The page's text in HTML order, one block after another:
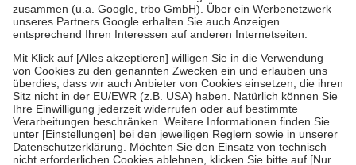
Verordnung.
Um das Engagement der Versicherten für ihre eigene Gesundheit zu
stärken und die besondere Stellung der Familie zu unterstützen,
fallenkeine Zuzahlungenan bei:
• Kindern und Jugendlichen bis zum vollendeten 18. Lebensjahr
mit Ausnahme der Fahrkosten
• Untersuchungen zur Vorsorge und Früherkennung, die von der
GKV getragen werden
• empfohlenen Schutzimpfungen
• Harn- und Blutteststreifen